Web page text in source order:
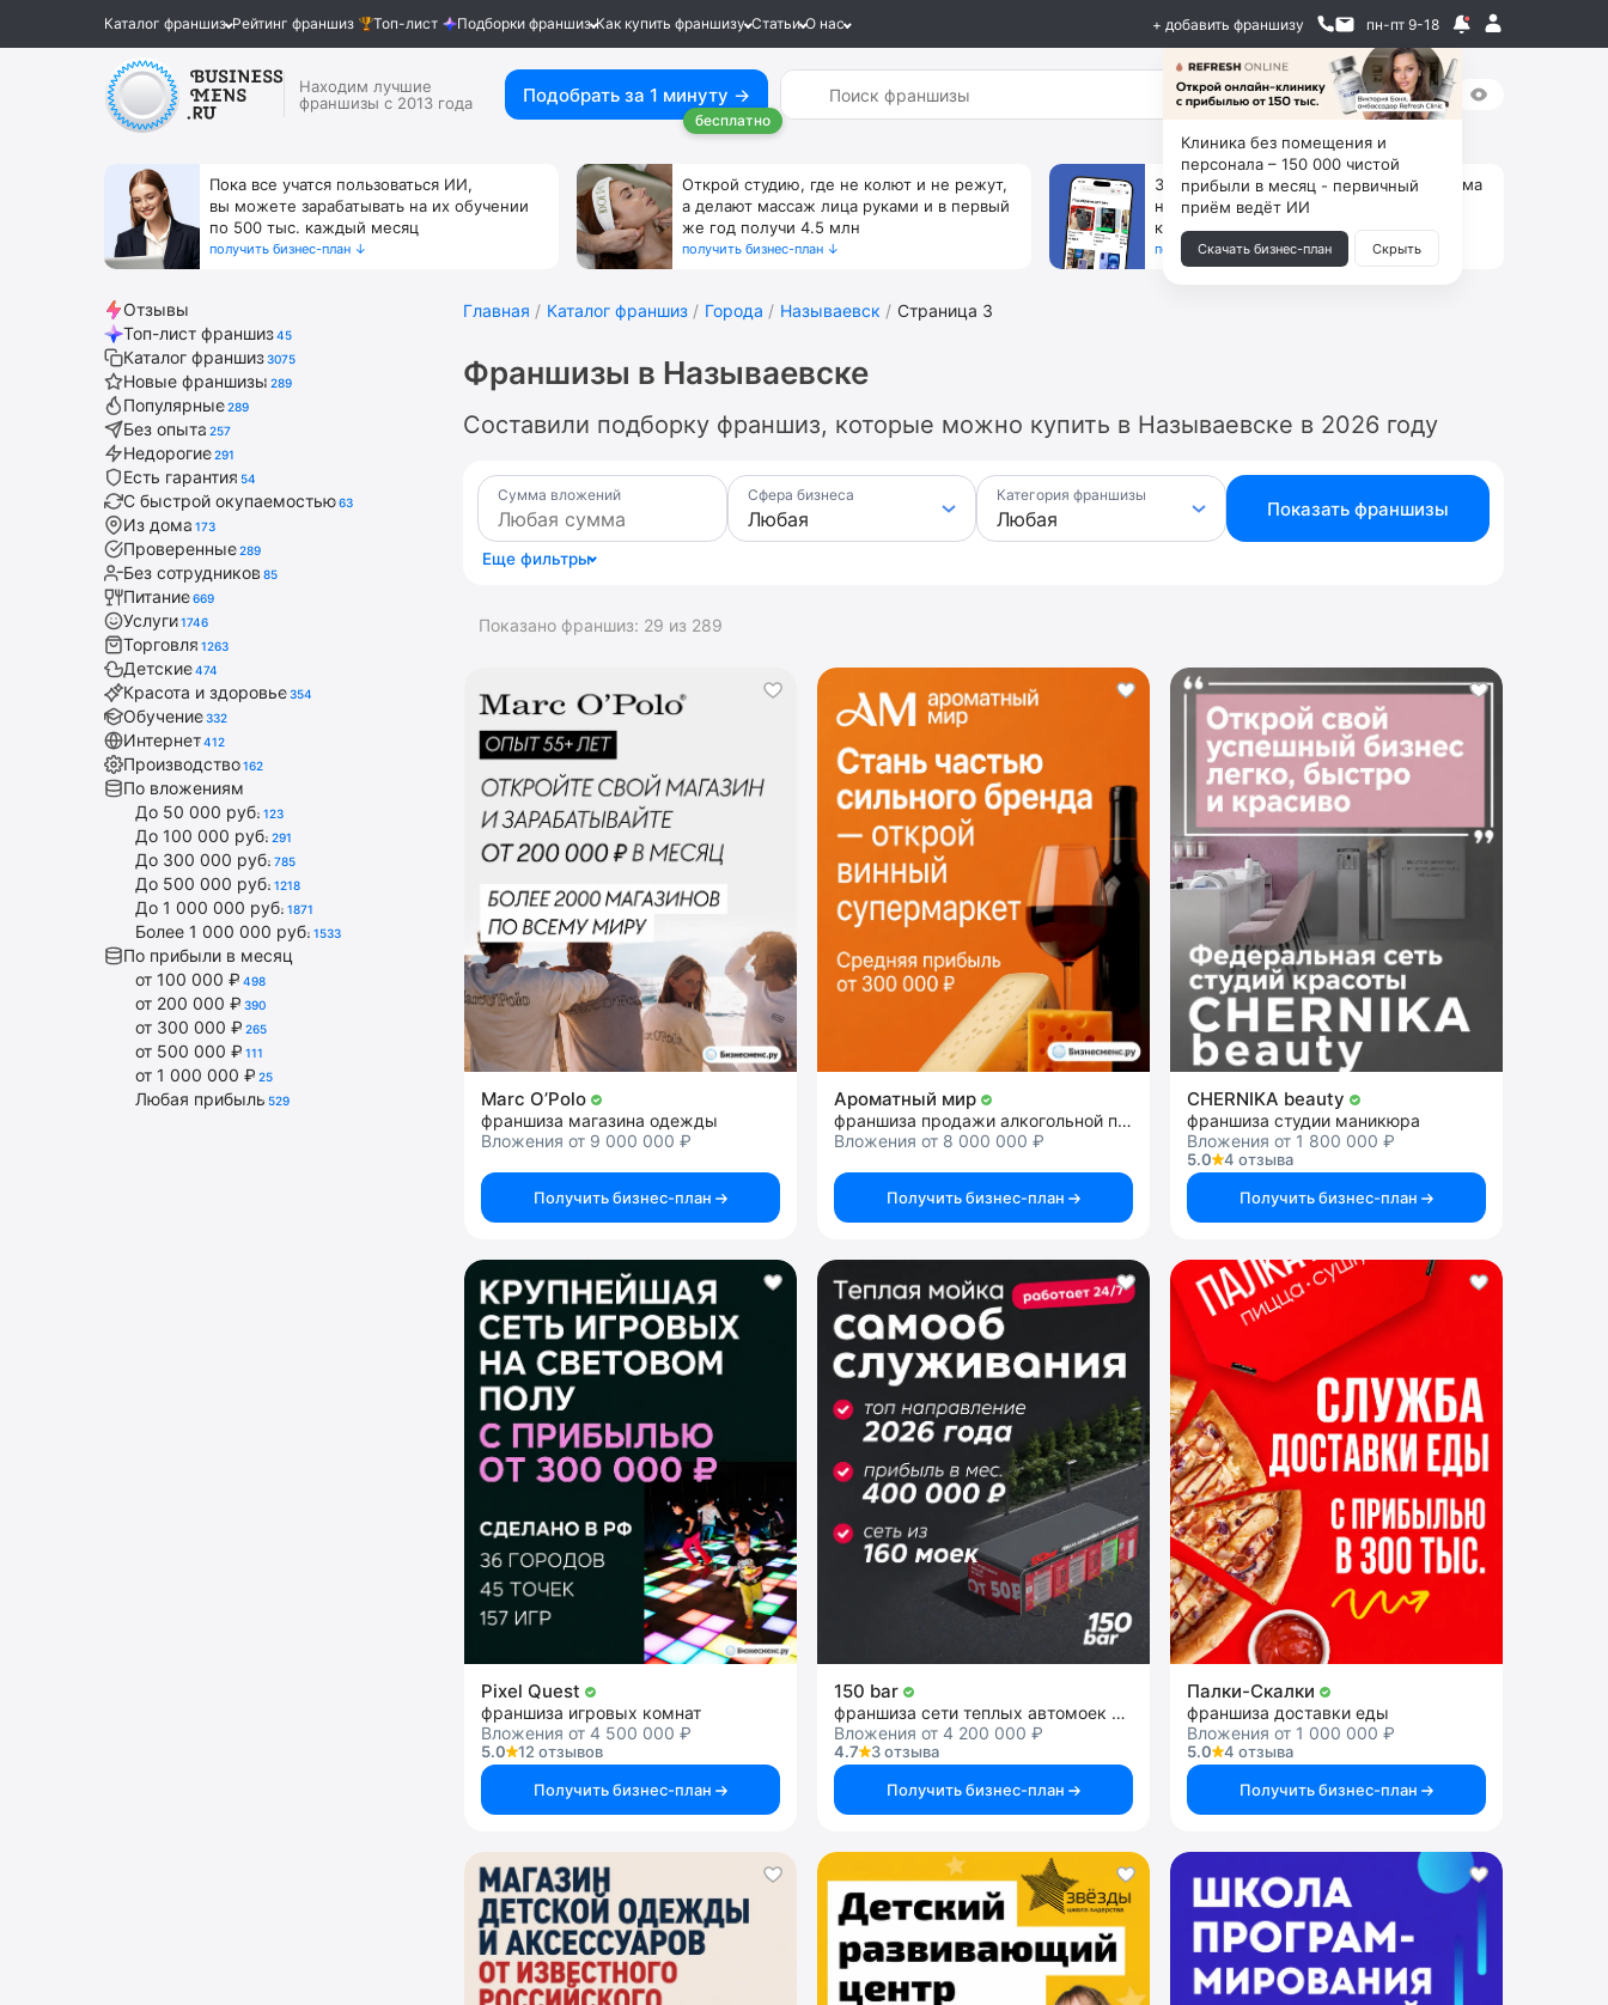
Каталог франшиз Рейтинг франшиз Топ-лист Подборки франшиз Как купить франшизу Статьи О нас + добавить франшизу пн-пт 9-18
Находим лучшие
франшизы с 2013 года
Подобрать за 1 минуту →
бесплатно
Пока все учатся пользоваться ИИ,
вы можете зарабатывать на их обучении
по 500 тыс. каждый месяц
получить бизнес-план ↓
Открой студию, где не колют и не режут,
а делают массаж лица руками и в первый
же год получи 4.5 млн
получить бизнес-план ↓
За 90 тыс. открой магазин на Авито, дома
ни коробок, ни товара, ни склада, зато
каждый месяц +125 тыс. чистыми
получить бизнес-план ↓
Отзывы
Топ-лист франшиз45
Каталог франшиз3075
Новые франшизы 289
Популярные289
Без опыта 257
Недорогие291
Есть гарантия 54
С быстрой окупаемостью63
Из дома 173
Проверенные289
Без сотрудников 85
Питание669
Услуги1746
Торговля 1263
Детские474
Красота и здоровье354
Обучение332
Интернет412
Производство162
По вложениям
До 50 000 руб. 123
До 100 000 руб. 291
До 300 000 руб. 785
До 500 000 руб. 1218
До 1 000 000 руб. 1871
Более 1 000 000 руб. 1533
По прибыли в месяц
от 100 000 ₽ 498
от 200 000 ₽ 390
от 300 000 ₽ 265
от 500 000 ₽ 111
от 1 000 000 ₽ 25
Любая прибыль 529
Главная Каталог франшиз Города Называевск Страница 3
Франшизы в Называевске
Составили подборку франшиз, которые можно купить в Называевске в 2026 году
Сумма вложений Сфера бизнеса Категория франшизы
Показать франшизы
Еще фильтры
Показано франшиз: 29 из 289
Marc O’Polo
франшиза магазина одежды
Вложения от 9 000 000 ₽
Получить бизнес-план
Ароматный мир
франшиза продажи алкогольной продукции
Вложения от 8 000 000 ₽
Получить бизнес-план
CHERNIKA beauty
франшиза студии маникюра
Вложения от 1 800 000 ₽
5.0
4 отзыва
Получить бизнес-план
Pixel Quest
франшиза игровых комнат
Вложения от 4 500 000 ₽
5.0
12 отзывов
Получить бизнес-план
150 bar
франшиза сети теплых автомоек самообслуживания
Вложения от 4 200 000 ₽
4.7
3 отзыва
Получить бизнес-план
Палки-Скалки
франшиза доставки еды
Вложения от 1 000 000 ₽
5.0
4 отзыва
Получить бизнес-план
Клиника без помещения и
персонала – 150 000 чистой
прибыли в месяц - первичный
приём ведёт ИИ
Скачать бизнес-план Скрыть